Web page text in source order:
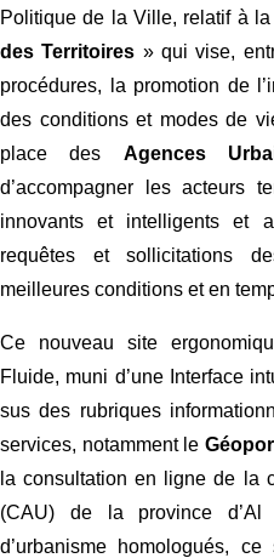
Politique de la Ville, relatif à la
des Territoires » qui vise,
procédures, la promotion de
des conditions et modes de
place des Agences
d’accompagner les acteurs
innovants et intelligents et
requêtes et sollicitations
meilleures conditions et en
Ce nouveau site
Fluide, muni d’une Interface
sus des rubriques
services, notamment le
la consultation en ligne de la
(CAU) de la province d’Al
d’urbanisme homologués,